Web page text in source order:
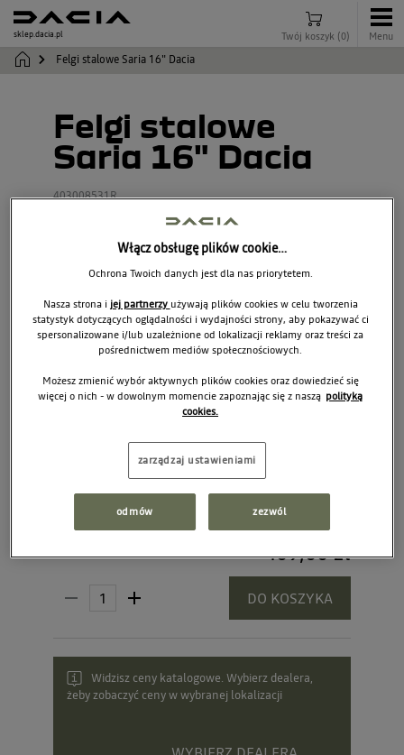
sklep.dacia.pl Twój koszyk (0) Menu
Felgi stalowe Saria 16" Dacia
Felgi stalowe
Saria 16" Dacia
403008531R
409,00 zł
DO KOSZYKA
Widzisz ceny katalogowe. Wybierz dealera,
żeby zobaczyć ceny w wybranej lokalizacji
Włącz obsługę plików cookie…
Ochrona Twoich danych jest dla nas priorytetem.
Nasza strona i jej partnerzy używają plików cookies w celu tworzenia
statystyk dotyczących oglądalności i wydajności strony, aby pokazywać ci
spersonalizowane i/lub uzależnione od lokalizacji reklamy oraz treści za
pośrednictwem mediów społecznościowych.
Możesz zmienić wybór aktywnych plików cookies oraz dowiedzieć się
więcej o nich - w dowolnym momencie zapoznając się z naszą polityką
cookies.
zarządzaj ustawieniami
odmów zezwól